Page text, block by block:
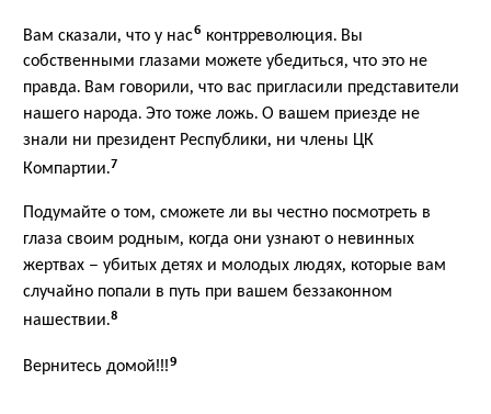
Вам сказали, что у нас6 контрреволюция. Вы
собственными глазами можете убедиться, что это не
правда. Вам говорили, что вас пригласили представители
нашего народа. Это тоже ложь. О вашем приезде не
знали ни президент Республики, ни члены ЦК
Компартии.7
Подумайте о том, сможете ли вы честно посмотреть в
глаза своим родным, когда они узнают о невинных
жертвах – убитых детях и молодых людях, которые вам
случайно попали в путь при вашем беззаконном
нашествии.8
Вернитесь домой!!!9